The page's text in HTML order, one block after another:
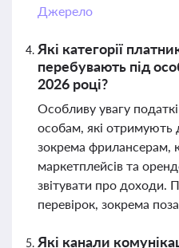
Джерело
Які категорії
перебувають під
2026 році?
Особливу увагу
особам, які отримують
зокрема фрилансерам,
маркетплейсів та
звітувати про доходи.
перевірок, зокрема
Які канали